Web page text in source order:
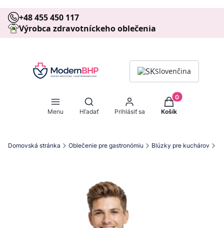
+48 455 450 117
Výrobca zdravotníckeho oblečenia
Slovenčina
Menu
Otvoriť vyhľadávač
Hľadať Prihlásiť sa
Produkty v
Košík
Domovská stránka Oblečenie pre gastronómiu Blúzky pre kuchárov